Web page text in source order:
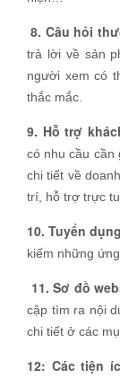
8. Câu hỏi
trả lời về sản
người xem có
thắc mắc.
9. Hỗ trợ
có nhu cầu cần
chi tiết về
trí, hỗ trợ trực
10. Tuyển
kiếm những
11. Sơ đồ
cập tìm ra nội
chi tiết ở các
12: Các tiện